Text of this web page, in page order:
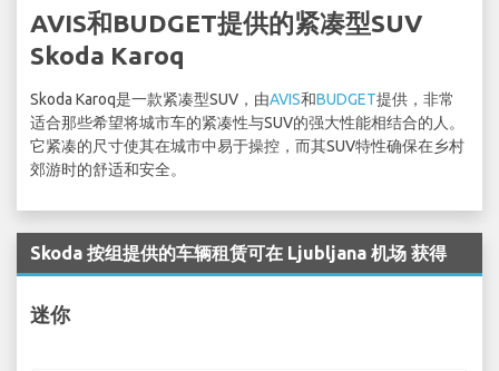
AVIS和BUDGET提供的紧凑型SUV
Skoda Karoq
Skoda Karoq是一款紧凑型SUV，由AVIS和BUDGET提供，非常
适合那些希望将城市车的紧凑性与SUV的强大性能相结合的人。
它紧凑的尺寸使其在城市中易于操控，而其SUV特性确保在乡村
郊游时的舒适和安全。
Skoda 按组提供的车辆租赁可在 Ljubljana 机场 获得
迷你